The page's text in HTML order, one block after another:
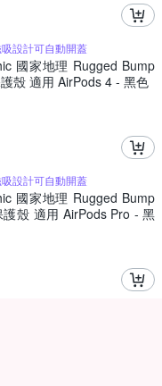
設計可自動開蓋
國家地理 Rugged Bump
殼 適用 AirPods 4 - 黑色
設計可自動開蓋
國家地理 Rugged Bump
殼 適用 AirPods Pro - 黑